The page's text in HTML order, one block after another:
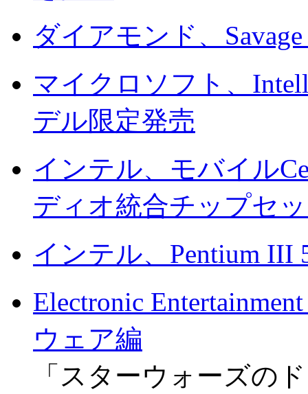
ダイアモンド、
マイクロソフト、
デル限定発売
インテル、モバイル
ディオ統合チップセ
インテル、Pentium III
Electronic
ウェア編
「スターウォーズの